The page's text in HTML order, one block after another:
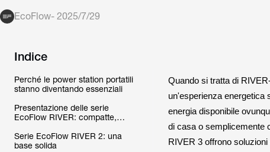
EcoFlow- 2025/7/29
Indice
Perché le power station portatili
stanno diventando essenziali
Presentazione delle serie
EcoFlow RIVER: compatte,
Serie EcoFlow RIVER 2: una
base solida
Quando si tratta di
un'esperienza energetica
energia disponibile
di casa o semplicemente
RIVER 3 offrono